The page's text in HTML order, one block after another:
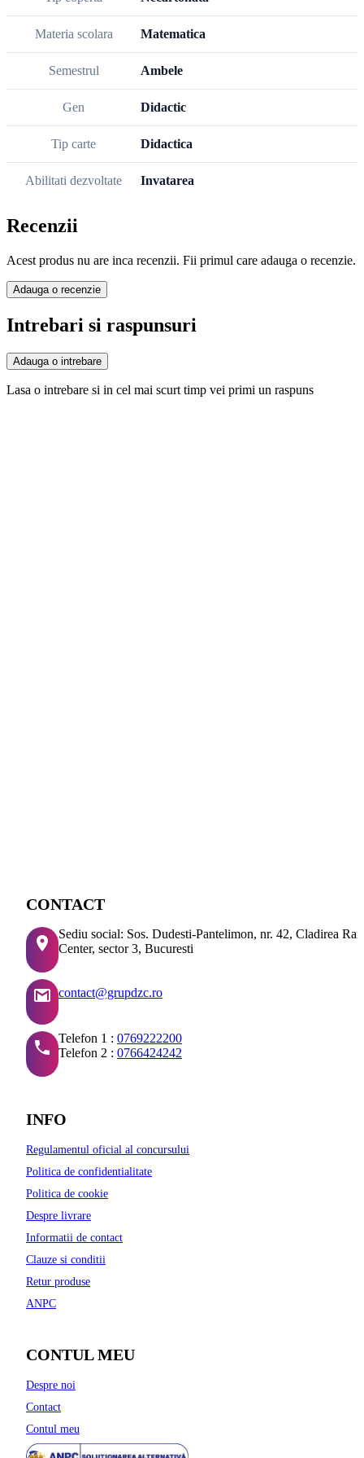
Materia scolara Matematica
Semestrul Ambele
Gen Didactic
Tip carte Didactica
Abilitati dezvoltate Invatarea
Recenzii
Acest produs nu are inca recenzii. Fii primul care adauga o recenzie.
Adauga o recenzie
Intrebari si raspunsuri
Adauga o intrebare
Lasa o intrebare si in cel mai scurt timp vei primi un raspuns
CONTACT
Sediu social: Sos. Dudesti-Pantelimon, nr. 42, Cladirea
Center, sector 3, Bucuresti
contact@grupdzc.ro
Telefon 1 : 0769222200
Telefon 2 : 0766424242
INFO
Regulamentul oficial al concursului
Politica de confidentialitate
Politica de cookie
Despre livrare
Informatii de contact
Clauze si conditii
Retur produse
ANPC
CONTUL MEU
Despre noi
Contact
Contul meu